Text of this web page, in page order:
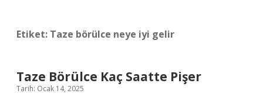
Etiket: Taze börülce neye iyi gelir
Taze Börülce Kaç Saatte Pişer
Tarih: Ocak 14, 2025